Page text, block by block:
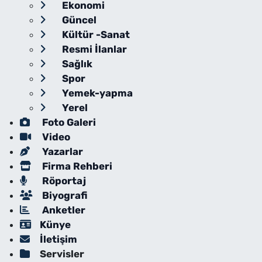
Ekonomi
Güncel
Kültür -Sanat
Resmi İlanlar
Sağlık
Spor
Yemek-yapma
Yerel
Foto Galeri
Video
Yazarlar
Firma Rehberi
Röportaj
Biyografi
Anketler
Künye
İletişim
Servisler